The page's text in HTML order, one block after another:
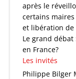
après le
certains maires
et libération de
Le grand
en France?
Les invités
Philippe Bilger